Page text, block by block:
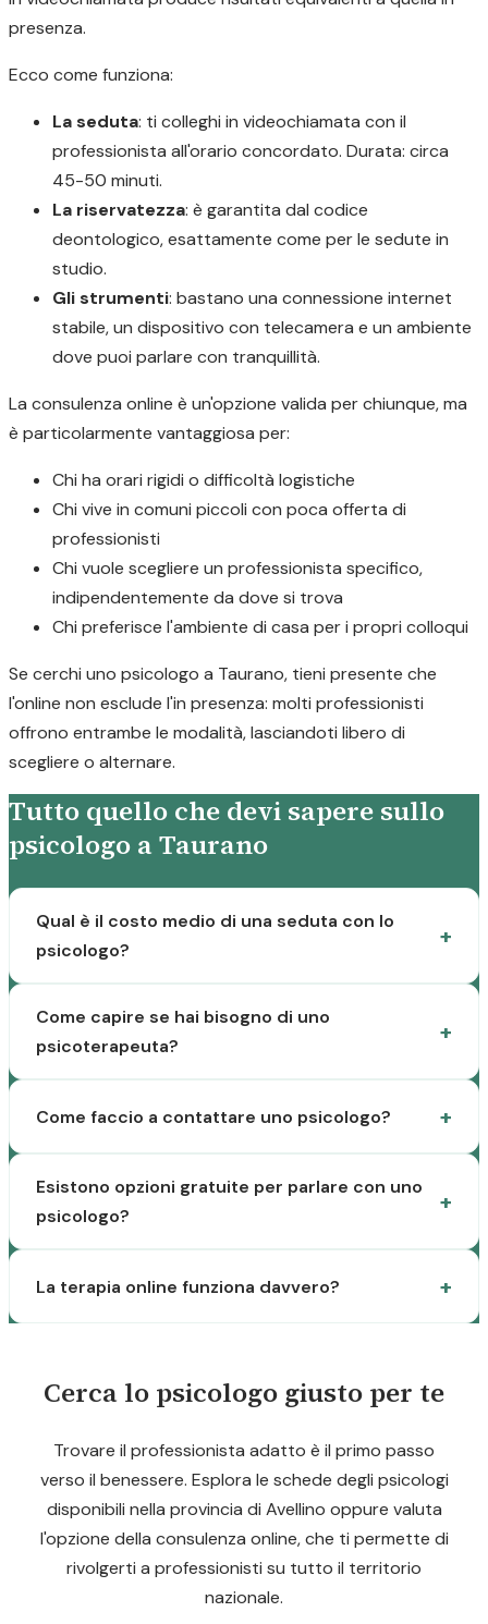
presenza.
Ecco come funziona:
La seduta: ti colleghi in videochiamata con il
professionista all'orario concordato. Durata: circa
45-50 minuti.
La riservatezza: è garantita dal codice
deontologico, esattamente come per le sedute in
studio.
Gli strumenti: bastano una connessione internet
stabile, un dispositivo con telecamera e un ambiente
dove puoi parlare con tranquillità.
La consulenza online è un'opzione valida per chiunque, ma
è particolarmente vantaggiosa per:
Chi ha orari rigidi o difficoltà logistiche
Chi vive in comuni piccoli con poca offerta di
professionisti
Chi vuole scegliere un professionista specifico,
indipendentemente da dove si trova
Chi preferisce l'ambiente di casa per i propri colloqui
Se cerchi uno psicologo a Taurano, tieni presente che
l'online non esclude l'in presenza: molti professionisti
offrono entrambe le modalità, lasciandoti libero di
scegliere o alternare.
Tutto quello che devi sapere sullo
psicologo a Taurano
Qual è il costo medio di una seduta con lo
psicologo?
Come capire se hai bisogno di uno
psicoterapeuta?
Come faccio a contattare uno psicologo?
Esistono opzioni gratuite per parlare con uno
psicologo?
La terapia online funziona davvero?
Cerca lo psicologo giusto per te
Trovare il professionista adatto è il primo passo
verso il benessere. Esplora le schede degli psicologi
disponibili nella provincia di Avellino oppure valuta
l'opzione della consulenza online, che ti permette di
rivolgerti a professionisti su tutto il territorio
nazionale.